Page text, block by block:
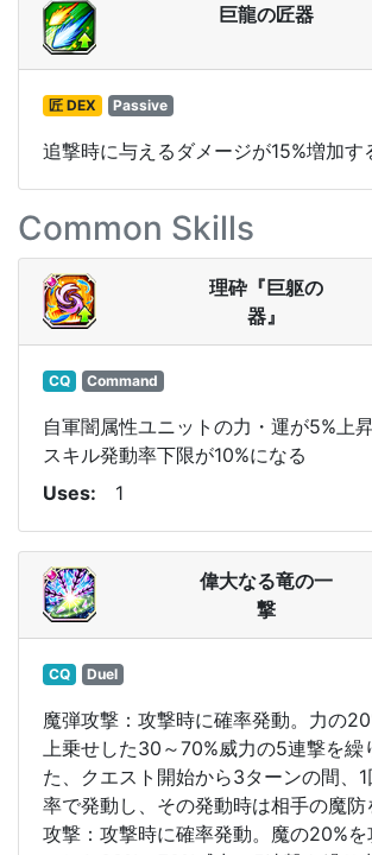
巨龍の匠器
匠 DEX Passive
追撃時に与えるダメージが15%増加す
Common Skills
理砕『巨躯の
器』
CQ Command
自軍闇属性ユニットの力・運が5%上
スキル発動率下限が10%になる
Uses
1
偉大なる竜の一
撃
CQ Duel
魔弾攻撃：攻撃時に確率発動。力の
上乗せした30～70%威力の5連撃を繰
た、クエスト開始から3ターンの間、
率で発動し、その発動時は相手の魔
攻撃：攻撃時に確率発動。魔の20%